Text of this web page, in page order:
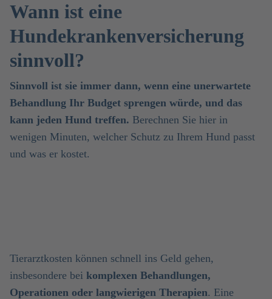
Wann ist eine
Hundekrankenversicherung
sinnvoll?
Sinnvoll ist sie immer dann, wenn eine unerwartete
Behandlung Ihr Budget sprengen würde, und das
kann jeden Hund treffen. Berechnen Sie hier in
wenigen Minuten, welcher Schutz zu Ihrem Hund passt
und was er kostet.
Tierarztkosten können schnell ins Geld gehen,
insbesondere bei komplexen Behandlungen,
Operationen oder langwierigen Therapien. Eine